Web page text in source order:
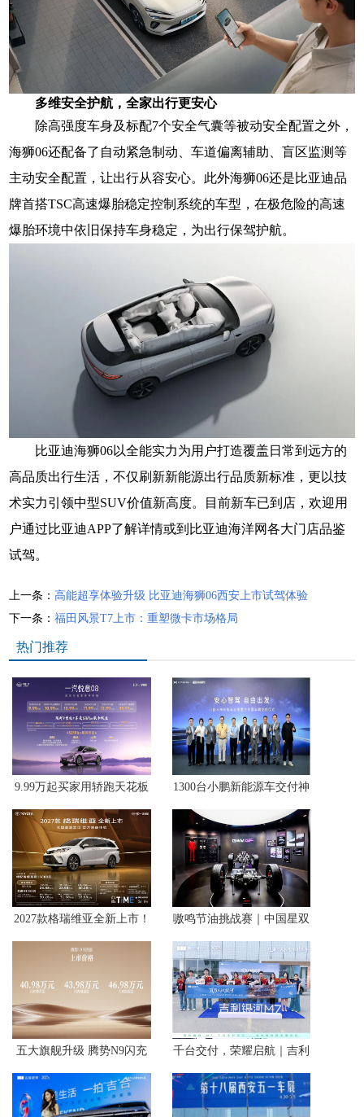
多维安全护航，全家出行更安心
除高强度车身及标配7个安全气囊等被动安全配置之外，
海狮06还配备了自动紧急制动、车道偏离辅助、盲区监测等
主动安全配置，让出行从容安心。此外海狮06还是比亚迪品
牌首搭TSC高速爆胎稳定控制系统的车型，在极危险的高速
爆胎环境中依旧保持车身稳定，为出行保驾护航。
比亚迪海狮06以全能实力为用户打造覆盖日常到远方的
高品质出行生活，不仅刷新新能源出行品质新标准，更以技
术实力引领中型SUV价值新高度。目前新车已到店，欢迎用
户通过比亚迪APP了解详情或到比亚迪海洋网各大门店品鉴
试驾。
上一条： 高能超享体验升级 比亚迪海狮06西安上市试驾体验
下一条：福田风景T7上市：重塑微卡市场格局
热门推荐
9.99万起买家用轿跑天花板
中国一汽悦意08西北区上市
1300台小鹏新能源车交付神
州租车，智能出行体验驶入
暑期自驾场景
2027款格瑞维亚全新上市！
23.68万解锁百万级移动座
舱
嗷鸣节油挑战赛｜中国星双
旗舰抄底开抢
五大旗舰升级 腾势N9闪充
版上市 40.98万元起
千台交付，荣耀启航｜吉利
银河M7西安宝彤店千台交
付盛典圆满落幕